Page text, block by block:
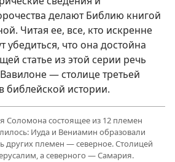
делают Библию книгой
Читая ее, все, кто искренне
убедиться, что она достойна
статье из этой серии речь
— столице третьей
библейской истории.
Соломона состоящее из 12 племен
Иуда и Вениамин образовали
других племен — северное. Столицей
а северного — Самария.